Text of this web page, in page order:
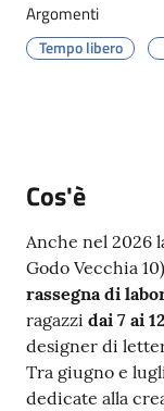
Segnalazioni
su
Argomenti
Tempo libero
Cos'è
Anche nel 2026
Godo Vecchia
rassegna di
ragazzi dai 7 ai
designer di
Tra giugno e
dedicate alla